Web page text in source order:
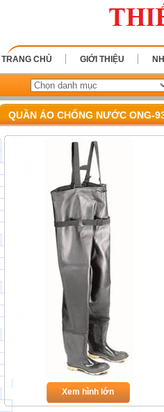
TRANG CHỦ GIỚI THIỆU
QUẦN ÁO CHỐNG NƯỚC ONG-
Xem hình lớn